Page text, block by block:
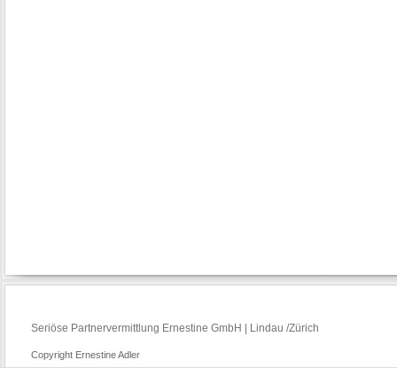
Seriöse Partnervermittlung Ernestine GmbH | Lindau /Zürich
Copyright Ernestine Adler